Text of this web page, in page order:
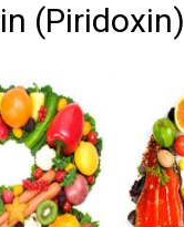
(piridoxin)